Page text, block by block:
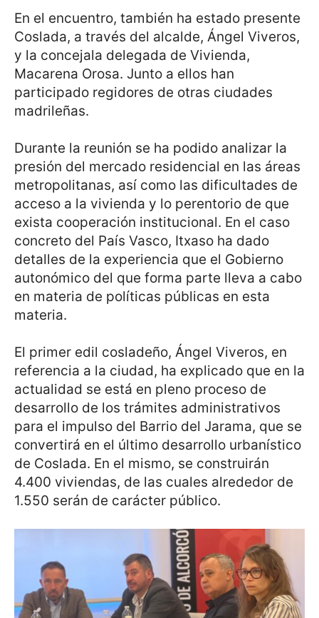
En el encuentro, también ha estado presente
Coslada, a través del alcalde, Ángel Viveros,
y la concejala delegada de Vivienda,
Macarena Orosa. Junto a ellos han
participado regidores de otras ciudades
madrileñas.
Durante la reunión se ha podido analizar la
presión del mercado residencial en las áreas
metropolitanas, así como las dificultades de
acceso a la vivienda y lo perentorio de que
exista cooperación institucional. En el caso
concreto del País Vasco, Itxaso ha dado
detalles de la experiencia que el Gobierno
autonómico del que forma parte lleva a cabo
en materia de políticas públicas en esta
materia.
El primer edil cosladeño, Ángel Viveros, en
referencia a la ciudad, ha explicado que en la
actualidad se está en pleno proceso de
desarrollo de los trámites administrativos
para el impulso del Barrio del Jarama, que se
convertirá en el último desarrollo urbanístico
de Coslada. En el mismo, se construirán
4.400 viviendas, de las cuales alrededor de
1.550 serán de carácter público.